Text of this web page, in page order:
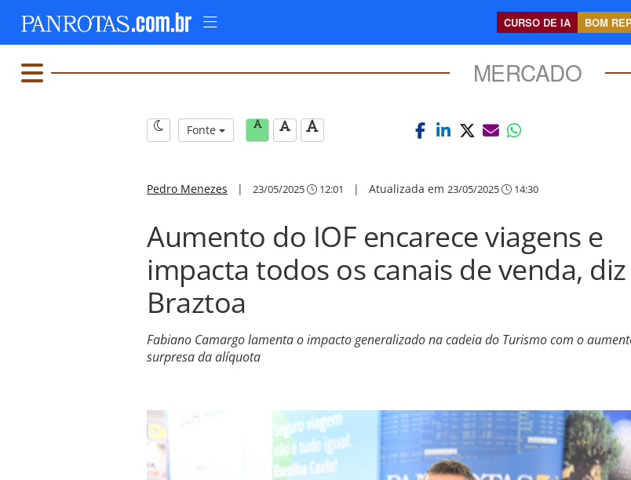
CURSO DE IA BOM
MERCADO
Fonte
Pedro Menezes | 23/05/2025 12:01 | Atualizada em 23/05/2025 14:30
Aumento do IOF encarece viagens e
impacta todos os canais de venda, diz
Braztoa
Fabiano Camargo lamenta o impacto generalizado na cadeia do Turismo com o
surpresa da alíquota